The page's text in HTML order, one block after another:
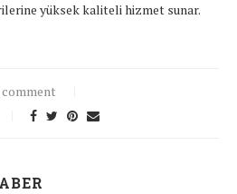
yüksek kaliteli hizmet sunar.
comment